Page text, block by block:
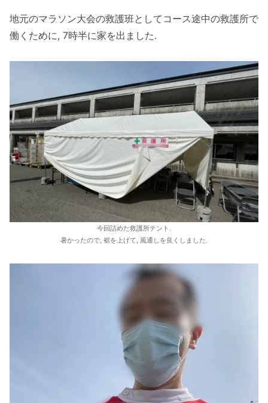
地元のマラソン大会の救護班としてコース途中の救護所で
働くために, 7時半に家を出ました.
今回詰めた救護所テント.
暑かったので, 裾を上げて, 風通しを良くしました.